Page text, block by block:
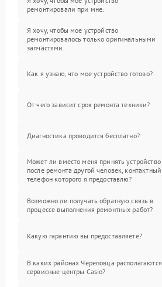
ремонтировали при мне.
Я хочу, чтобы мое устройство
ремонтировалось только оригинальными
запчастями.
Как я узнаю, что мое устройство готово?
От чего зависит срок ремонта техники?
Диагностика проводится бесплатно?
Может ли вместо меня принять устройство
после ремонта другой человек, контактный
телефон которого я предоставлю?
Возможно ли получать обратную связь в
процессе выполнения ремонтных работ?
Какую гарантию вы предоставляете?
В каких районах Череповца располагаются
сервисные центры Casio?